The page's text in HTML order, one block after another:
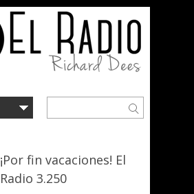
¡Por fin vacaciones! El
Radio 3.250